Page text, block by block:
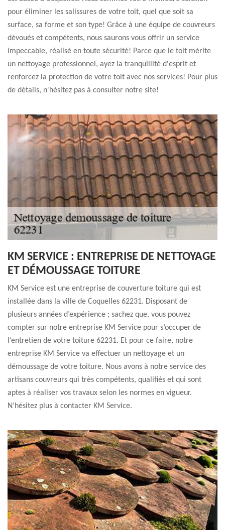
pour éliminer les salissures de votre toit, quel que soit sa
surface, sa forme et son type! Grâce à une équipe de couvreurs
dévoués et compétents, nous saurons vous offrir un service
impeccable, réalisé en toute sécurité! Parce que le toit mérite
un nettoyage professionnel, ayez la tranquillité d'esprit et
renforcez la protection de votre toit avec nos services! Pour plus
de détails, n'hésitez pas à consulter notre site!
KM SERVICE : ENTREPRISE DE NETTOYAGE
ET DÉMOUSSAGE TOITURE
KM Service est une entreprise de couverture toiture qui est
installée dans la ville de Coquelles 62231. Disposant de
plusieurs années d’expérience ; sachez que, vous pouvez
compter sur notre entreprise KM Service pour s’occuper de
l’entretien de votre toiture 62231. Et pour ce faire, notre
entreprise KM Service va effectuer un nettoyage et un
démoussage de votre toiture. Nous avons à notre service des
artisans couvreurs qui très compétents, qualifiés et qui sont
aptes à réaliser vos travaux selon les normes en vigueur.
N’hésitez plus à contacter KM Service.